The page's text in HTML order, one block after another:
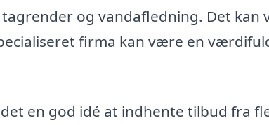
og vandafledning. Det kan
firma kan være en
en god idé at indhente tilbud fra